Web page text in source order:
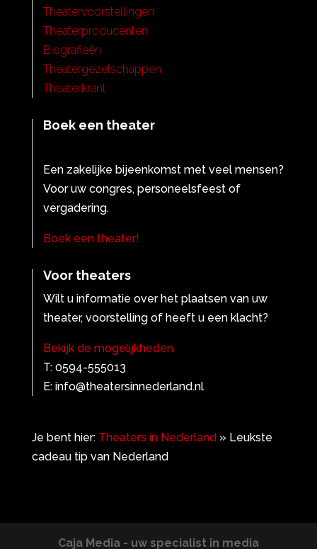
Theatervoorstellingen
Theaterproducenten
Biografieën
Theatergezelschappen
Theaterkrant
Boek een theater
Een zakelijke bijeenkomst met veel mensen?
Voor uw congres, personeelsfeest of
vergadering.
Boek een theater!
Voor theaters
Wilt u informatie over het plaatsen van uw
theater, voorstelling of heeft u een klacht?
Bekijk de mogelijkheden
T: 0594-555013
E: info@theatersinnederland.nl
Je bent hier: Theaters in Nederland» Leukste
cadeau tip van Nederland
Caja Media - uw specialist in media